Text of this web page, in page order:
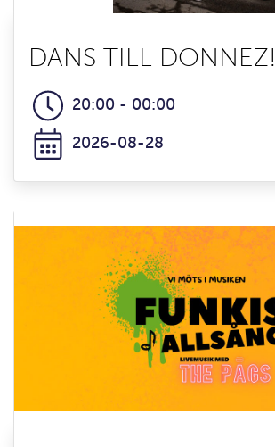
DANS TILL DONNEZ!
20:00 - 00:00
2026-08-28